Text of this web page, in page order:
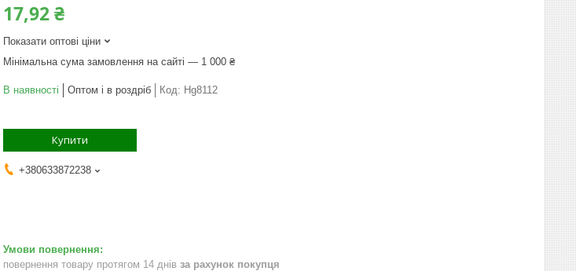
17,92 ₴
Показати оптові ціни
Мінімальна сума замовлення на сайті — 1 000 ₴
В наявності Оптом і в роздріб Код: Hg8112
Купити
+380633872238
повернення товару протягом 14 днів за рахунок покупця